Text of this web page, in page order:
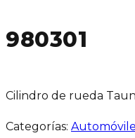
980301
Cilindro de rueda
Categorías: